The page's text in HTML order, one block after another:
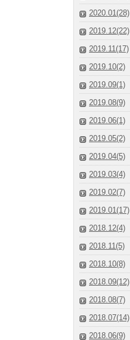
2020.01(28)
2019.12(22)
2019.11(17)
2019.10(2)
2019.09(1)
2019.08(9)
2019.06(1)
2019.05(2)
2019.04(5)
2019.03(4)
2019.02(7)
2019.01(17)
2018.12(4)
2018.11(5)
2018.10(8)
2018.09(12)
2018.08(7)
2018.07(14)
2018.06(9)